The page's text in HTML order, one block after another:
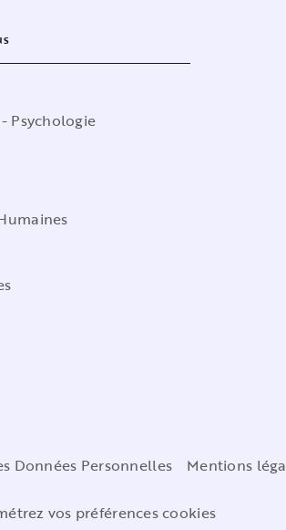
Psychologie
Données Personnelles Mentions
vos préférences cookies